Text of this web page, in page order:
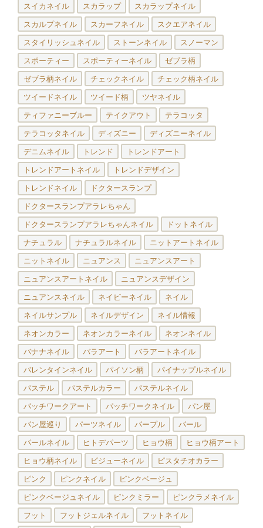
スイカネイル スカラップ スカラップネイル
スカルプネイル スカーフネイル スクエアネイル
スタイリッシュネイル ストーンネイル スノーマン
スポーティー スポーティーネイル ゼブラ柄
ゼブラ柄ネイル チェックネイル チェック柄ネイル
ツイードネイル ツイード柄 ツヤネイル
ティファニーブルー テイクアウト テラコッタ
テラコッタネイル ディズニー ディズニーネイル
デニムネイル トレンド トレンドアート
トレンドアートネイル トレンドデザイン
トレンドネイル ドクタースランプ
ドクタースランプアラレちゃん
ドクタースランプアラレちゃんネイル ドットネイル
ナチュラル ナチュラルネイル ニットアートネイル
ニットネイル ニュアンス ニュアンスアート
ニュアンスアートネイル ニュアンスデザイン
ニュアンスネイル ネイビーネイル ネイル
ネイルサンプル ネイルデザイン ネイル情報
ネオンカラー ネオンカラーネイル ネオンネイル
バナナネイル バラアート バラアートネイル
バレンタインネイル パイソン柄 パイナップルネイル
パステル パステルカラー パステルネイル
パッチワークアート パッチワークネイル パン屋
パン屋巡り パーツネイル パープル パール
パールネイル ヒトデパーツ ヒョウ柄 ヒョウ柄アート
ヒョウ柄ネイル ビジューネイル ピスタチオカラー
ピンク ピンクネイル ピンクベージュ
ピンクベージュネイル ピンクミラー ピンクラメネイル
フット フットジェルネイル フットネイル